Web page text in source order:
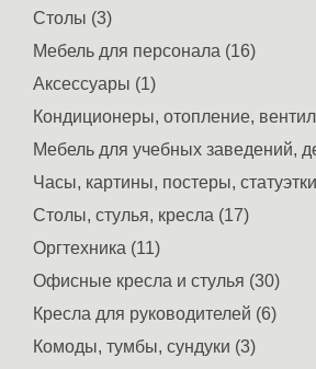
Столы (3)
Мебель для персонала (16)
Аксессуары (1)
Кондиционеры, отопление,
Мебель для учебных заведений,
Часы, картины, постеры,
Столы, стулья, кресла (17)
Оргтехника (11)
Офисные кресла и стулья (30)
Кресла для руководителей (6)
Комоды, тумбы, сундуки (3)